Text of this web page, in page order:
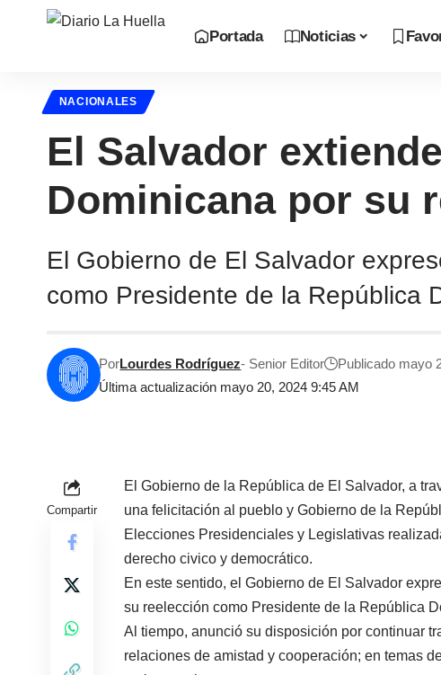
Portada Noticias
NACIONALES
El Salvador
Dominicana por su
El Gobierno de El Salvador
como Presidente de la República
Última actualización mayo 20, 2024 9:45 AM
PorLourdes Rodríguez- Senior Editor Publicado mayo
Compartir
El Gobierno de la República de El Salvador, a
una felicitación al pueblo y Gobierno de la
Elecciones Presidenciales y Legislativas
derecho civico y democrático.
En este sentido, el Gobierno de El Salvador
su reelección como Presidente de la República
Al tiempo, anunció su disposición por continuar
relaciones de amistad y cooperación; en temas